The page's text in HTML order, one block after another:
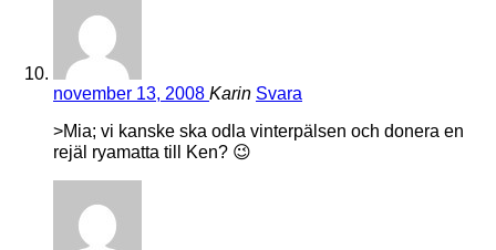
november 13, 2008 Karin Svara
>Mia; vi kanske ska odla vinterpälsen och donera en
rejäl ryamatta till Ken? 😉